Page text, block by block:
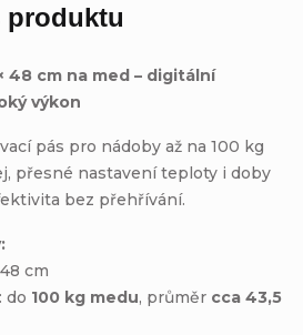
produktu
48 cm na med – digitální
výkon
pás pro nádoby až na 100 kg
přesné nastavení teploty i doby
bez přehřívání.
48 cm
: do 100 kg medu, průměr cca 43,5